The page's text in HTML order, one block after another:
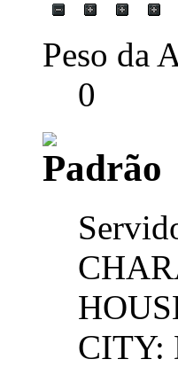
Peso da
0
CITY: